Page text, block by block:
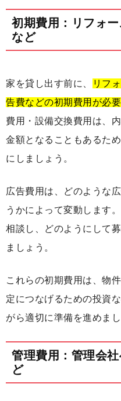
初期費用：リフォ
など
家を貸し出す前に、
リフ
告費などの初期費用が必
費用・設備交換費用は、
金額となることもあるた
にしましょう。
広告費用は、どのような
うかによって変動します
相談し、どのようにして
ましょう。
これらの初期費用は、物
定につなげるための投資
がら適切に準備を進めまし
管理費用：管理会
ど